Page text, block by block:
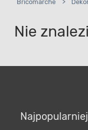
Bricomarché >
Nie